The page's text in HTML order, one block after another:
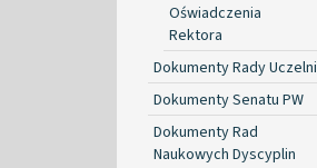
Oświadczenia
Rektora
Dokumenty Rady Uczelni
Dokumenty Senatu PW
Dokumenty Rad
Naukowych Dyscyplin